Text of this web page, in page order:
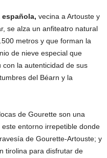
vecina a Artouste y
se alza un anfiteatro natural
metros y que forman la
de nieve especial que
con la autenticidad de sus
del Béarn y la
de Gourette son una
entorno irrepetible donde
de Gourette-Artouste; y
tirolina para disfrutar de